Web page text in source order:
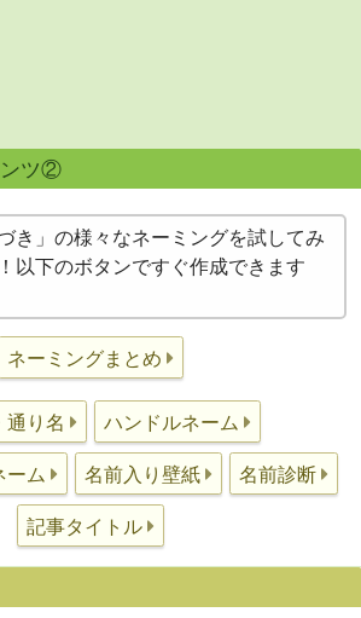
ツ②
づき」の様々なネーミングを試してみ
以下のボタンですぐ作成できます
ネーミングまとめ
通り名 ハンドルネーム
ーム 名前入り壁紙 名前診断
記事タイトル